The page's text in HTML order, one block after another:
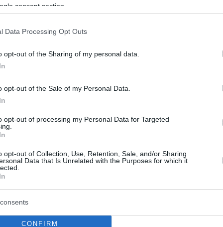
consent section.
Data Processing Opt Outs
opt-out of the Sharing of my personal data.
opt-out of the Sale of my Personal Data.
opt-out of processing my Personal Data for Targeted
opt-out of Collection, Use, Retention, Sale, and/or Sharing
Data that Is Unrelated with the Purposes for which it
CONFIRM
λειτουργός παραδέχτηκε ότι
με 13χρονο αγόρι που είχε
επίβλεψή της
αγοριού κατάλαβε πως κάτι δεν πήγαινε καλά